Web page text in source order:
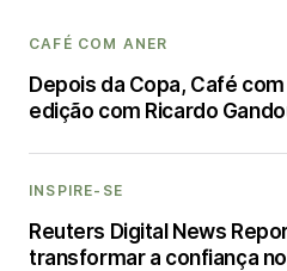
CAFÉ COM ANER
Depois da Copa, Café
edição com Ricardo
INSPIRE-SE
Reuters Digital News
transformar a confiança